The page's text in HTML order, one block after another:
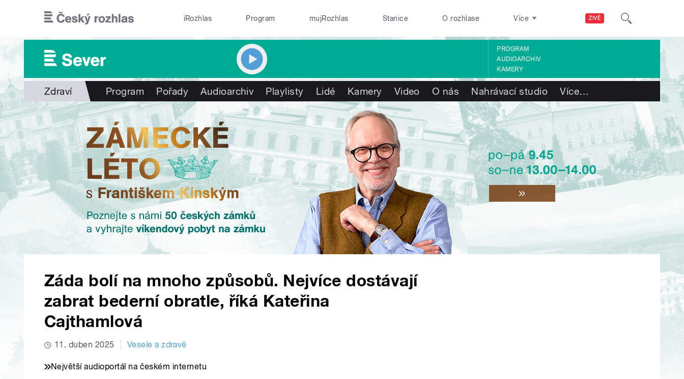
ŽIVĚ
iRozhlas Program mujRozhlas Stanice O rozhlase Více
PROGRAM
AUDIOARCHIV
KAMERY
Zdraví Program Pořady Audioarchiv Playlisty Lidé Kamery Video O nás Nahrávací studio Více…
Záda bolí na mnoho způsobů. Nejvíce dostávají
zabrat bederní obratle, říká Kateřina
Cajthamlová
11. duben 2025 Vesele a zdravě
Největší audioportál na českém internetu